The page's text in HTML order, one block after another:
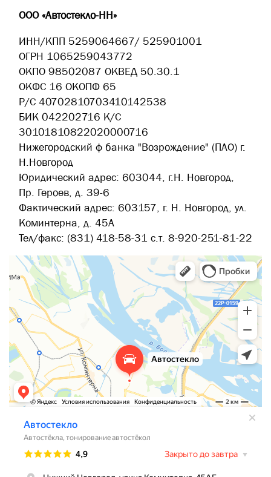
ООО «Автостекло-НН»
ИНН/КПП 5259064667/ 525901001
ОГРН 1065259043772
ОКПО 98502087 ОКВЕД 50.30.1
ОКФС 16 ОКОПФ 65
Р/С 40702810703410142538
БИК 042202716 К/С
30101810822020000716
Нижегородский ф банка "Возрождение" (ПАО) г.
Н.Новгород
Юридический адрес: 603044, г.Н. Новгород,
Пр. Героев, д. 39-6
Фактический адрес: 603157, г. Н. Новгород, ул.
Коминтерна, д. 45А
Тел/факс: (831) 418-58-31 с.т. 8-920-251-81-22